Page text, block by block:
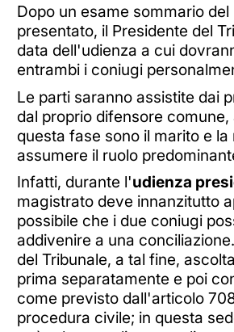
Dopo un esame sommario
presentato, il Presidente del
data dell'udienza a cui
entrambi i coniugi
Le parti saranno assistite dai
dal proprio difensore comune,
questa fase sono il marito e la
assumere il ruolo
Infatti, durante l'udienza
magistrato deve innanzitutto
possibile che i due coniugi
addivenire a una
del Tribunale, a tal fine,
prima separatamente e poi
come previsto dall'articolo
procedura civile; in questa